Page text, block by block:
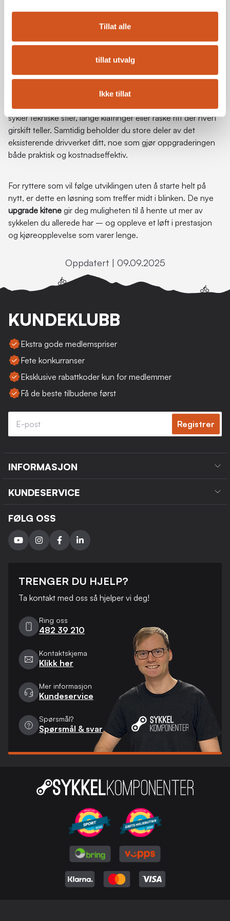
Tillat alle
tillat utvalg
Ikke tillat
moderne funksjonalitet og trådløs teknologi med langt
mindre innsats. Dette senker terskelen for alle som ønsker
en mer presis, rask og pålitelig girfølelse året rundt.
ikke bare en ytelsesoppgradering – du får også en sykkel
som føles mer responsiv, mer intuitiv og bedre tilpasset
dagens terrengkrav. Det gir en merkbar forbedring enten du
sykler tekniske stier, lange klatringer eller raske ritt der hvert
girskift teller. Samtidig beholder du store deler av det
eksisterende drivverket ditt, noe som gjør oppgraderingen
både praktisk og kostnadseffektiv.
For ryttere som vil følge utviklingen uten å starte helt på
nytt, er dette en løsning som treffer midt i blinken. De nye
upgrade kitene gir deg muligheten til å hente ut mer av
sykkelen du allerede har – og oppleve et løft i prestasjon
og kjøreopplevelse som varer lenge.
Oppdatert | 09.09.2025
KUNDEKLUBB
Ekstra gode medlemspriser
Fete konkurranser
Eksklusive rabattkoder kun for medlemmer
Få de beste tilbudene først
Registrer
INFORMASJON
KUNDESERVICE
FØLG OSS
TRENGER DU HJELP?
Ta kontakt med oss ​​så hjelper vi deg!
Ring oss
482 39 210
Kontaktskjema
Klikk her
Mer informasjon
Kundeservice
Spørsmål?
Spørsmål & svar